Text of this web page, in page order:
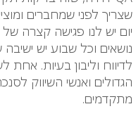
שצריך לפני שמחברים
נושאים וכל שבוע יש
לדיווח וליבון בעיות.
הגדולים ואנשי השיווק
מתקדמים.